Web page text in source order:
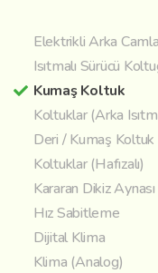
Elektrikli Arka
Isıtmalı Sürücü
Kumaş Koltuk
Koltuklar (Arka
Deri / Kumaş Koltuk
Koltuklar (Hafızalı)
Kararan Dikiz Aynası
Hız Sabitleme
Dijital Klima
Klima (Analog)